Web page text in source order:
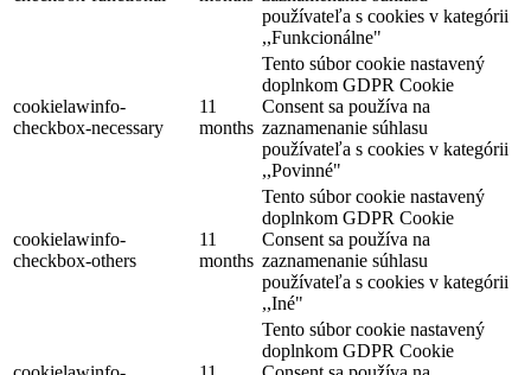
používateľa s cookies v kategórii
,,Funkcionálne"
cookielawinfo-
checkbox-necessary
11
months
Tento súbor cookie nastavený
doplnkom GDPR Cookie
Consent sa používa na
zaznamenanie súhlasu
používateľa s cookies v kategórii
,,Povinné"
cookielawinfo-
checkbox-others
11
months
Tento súbor cookie nastavený
doplnkom GDPR Cookie
Consent sa používa na
zaznamenanie súhlasu
používateľa s cookies v kategórii
,,Iné"
Tento súbor cookie nastavený
doplnkom GDPR Cookie